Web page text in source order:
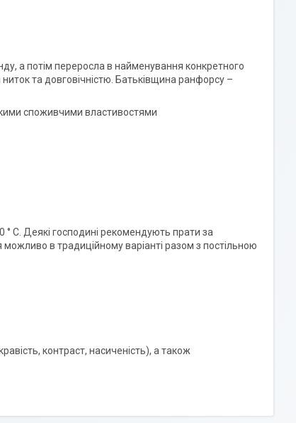
а потім переросла в найменування конкретного
та довговічністю. Батьківщина ранфорсу –
споживчими властивостями
C. Деякі господині рекомендують прати за
в традиційному варіанті разом з постільною
контраст, насиченість), а також